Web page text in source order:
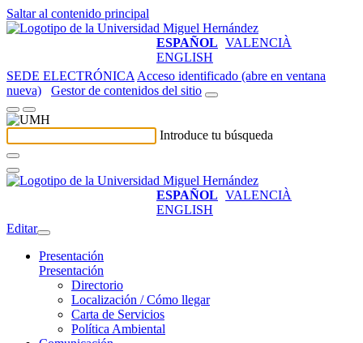
Saltar al contenido principal
ESPAÑOL VALENCIÀ
ENGLISH
SEDE ELECTRÓNICA Acceso identificado (abre en ventana
nueva)
Gestor de contenidos del sitio
Introduce tu búsqueda
ESPAÑOL VALENCIÀ
ENGLISH
Editar
Presentación
Presentación
Directorio
Localización / Cómo llegar
Carta de Servicios
Política Ambiental